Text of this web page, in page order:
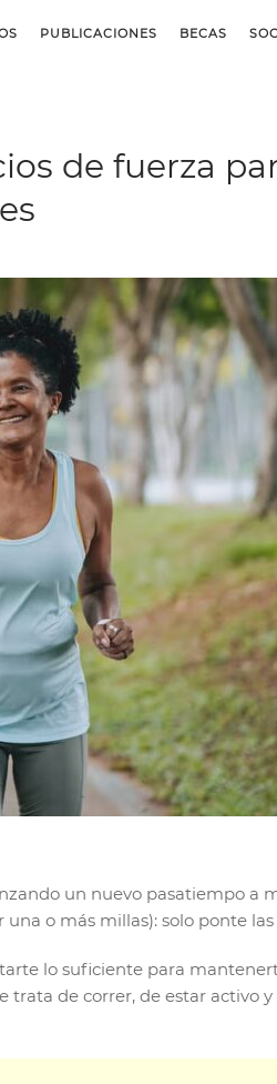
PUBLICACIONES BECAS
de fuerza
un nuevo pasatiempo a
o más millas): solo ponte las
lo suficiente para
de correr, de estar activo